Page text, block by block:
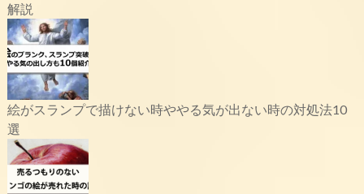
解説
絵がスランプで描けない時ややる気が出ない時の対処法10
選